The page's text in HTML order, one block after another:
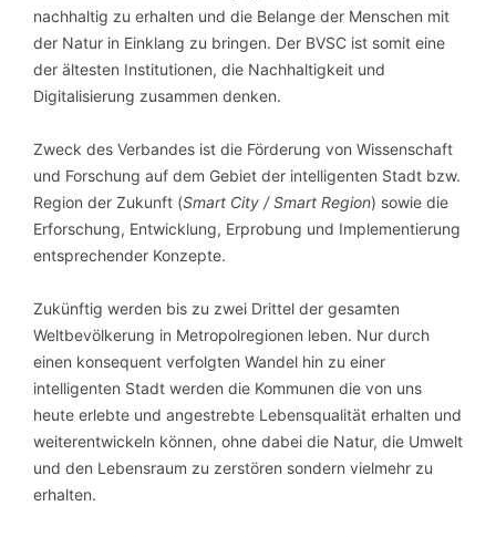
nachhaltig zu erhalten und die Belange der Menschen mit
der Natur in Einklang zu bringen. Der BVSC ist somit eine
der ältesten Institutionen, die Nachhaltigkeit und
Digitalisierung zusammen denken.
Zweck des Verbandes ist die Förderung von Wissenschaft
und Forschung auf dem Gebiet der intelligenten Stadt bzw.
Region der Zukunft (Smart City / Smart Region) sowie die
Erforschung, Entwicklung, Erprobung und Implementierung
entsprechender Konzepte.
Zukünftig werden bis zu zwei Drittel der gesamten
Weltbevölkerung in Metropolregionen leben. Nur durch
einen konsequent verfolgten Wandel hin zu einer
intelligenten Stadt werden die Kommunen die von uns
heute erlebte und angestrebte Lebensqualität erhalten und
weiterentwickeln können, ohne dabei die Natur, die Umwelt
und den Lebensraum zu zerstören sondern vielmehr zu
erhalten.